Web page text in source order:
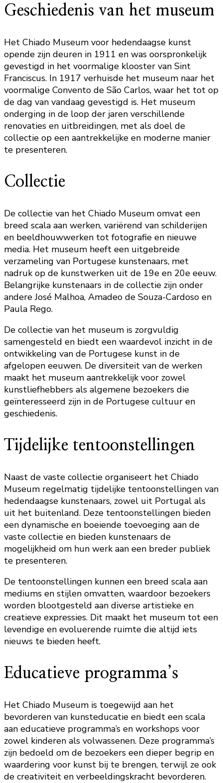
Geschiedenis van het museum
Het Chiado Museum voor hedendaagse kunst
opende zijn deuren in 1911 en was oorspronkelijk
gevestigd in het voormalige klooster van Sint
Franciscus. In 1917 verhuisde het museum naar het
voormalige Convento de São Carlos, waar het tot op
de dag van vandaag gevestigd is. Het museum
onderging in de loop der jaren verschillende
renovaties en uitbreidingen, met als doel de
collectie op een aantrekkelijke en moderne manier
te presenteren.
Collectie
De collectie van het Chiado Museum omvat een
breed scala aan werken, variërend van schilderijen
en beeldhouwwerken tot fotografie en nieuwe
media. Het museum heeft een uitgebreide
verzameling van Portugese kunstenaars, met
nadruk op de kunstwerken uit de 19e en 20e eeuw.
Belangrijke kunstenaars in de collectie zijn onder
andere José Malhoa, Amadeo de Souza-Cardoso en
Paula Rego.
De collectie van het museum is zorgvuldig
samengesteld en biedt een waardevol inzicht in de
ontwikkeling van de Portugese kunst in de
afgelopen eeuwen. De diversiteit van de werken
maakt het museum aantrekkelijk voor zowel
kunstliefhebbers als algemene bezoekers die
geïnteresseerd zijn in de Portugese cultuur en
geschiedenis.
Tijdelijke tentoonstellingen
Naast de vaste collectie organiseert het Chiado
Museum regelmatig tijdelijke tentoonstellingen van
hedendaagse kunstenaars, zowel uit Portugal als
uit het buitenland. Deze tentoonstellingen bieden
een dynamische en boeiende toevoeging aan de
vaste collectie en bieden kunstenaars de
mogelijkheid om hun werk aan een breder publiek
te presenteren.
De tentoonstellingen kunnen een breed scala aan
mediums en stijlen omvatten, waardoor bezoekers
worden blootgesteld aan diverse artistieke en
creatieve expressies. Dit maakt het museum tot een
levendige en evoluerende ruimte die altijd iets
nieuws te bieden heeft.
Educatieve programma’s
Het Chiado Museum is toegewijd aan het
bevorderen van kunsteducatie en biedt een scala
aan educatieve programma’s en workshops voor
zowel kinderen als volwassenen. Deze programma’s
zijn bedoeld om de bezoekers een dieper begrip en
waardering voor kunst bij te brengen, terwijl ze ook
de creativiteit en verbeeldingskracht bevorderen.